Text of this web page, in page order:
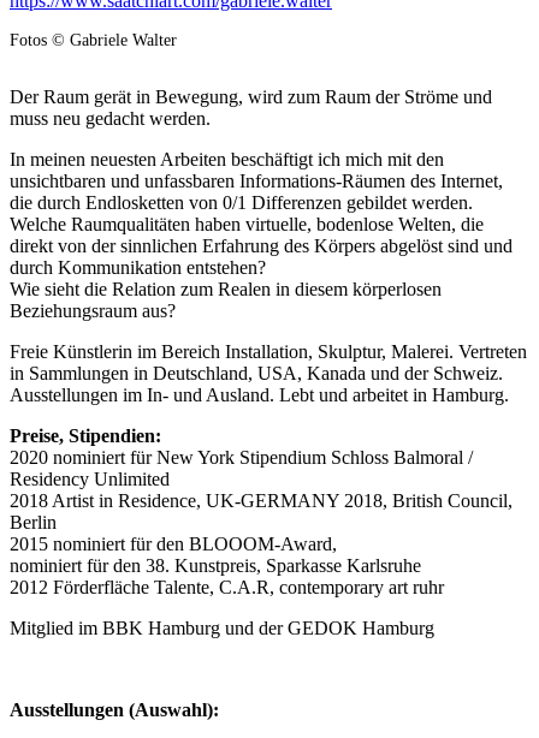
Fotos © Gabriele Walter
Der Raum gerät in Bewegung, wird zum Raum der Ströme und
muss neu gedacht werden.
In meinen neuesten Arbeiten beschäftigt ich mich mit den
unsichtbaren und unfassbaren Informations-Räumen des Internet,
die durch Endlosketten von 0/1 Differenzen gebildet werden.
Welche Raumqualitäten haben virtuelle, bodenlose Welten, die
direkt von der sinnlichen Erfahrung des Körpers abgelöst sind und
durch Kommunikation entstehen?
Wie sieht die Relation zum Realen in diesem körperlosen
Beziehungsraum aus?
Freie Künstlerin im Bereich Installation, Skulptur, Malerei. Vertreten
in Sammlungen in Deutschland, USA, Kanada und der Schweiz.
Ausstellungen im In- und Ausland. Lebt und arbeitet in Hamburg.
Preise, Stipendien:
2020 nominiert für New York Stipendium Schloss Balmoral /
Residency Unlimited
2018 Artist in Residence, UK-GERMANY 2018, British Council,
Berlin
2015 nominiert für den BLOOOM-Award,
nominiert für den 38. Kunstpreis, Sparkasse Karlsruhe
2012 Förderfläche Talente, C.A.R, contemporary art ruhr
Mitglied im BBK Hamburg und der GEDOK Hamburg
Ausstellungen (Auswahl):